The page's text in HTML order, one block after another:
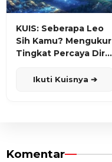
KUIS: Seberapa Leo
Sih Kamu? Mengukur
Tingkat Percaya Diri
Ikuti Kuisnya ➔
Komentar